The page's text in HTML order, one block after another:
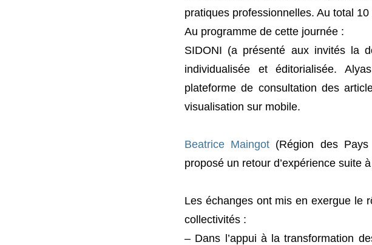
pratiques professionnelles. Au total
Au programme de cette journée :
SIDONI (a présenté aux invités la
individualisée et éditorialisée.
plateforme de consultation des
visualisation sur mobile.
Beatrice Maingot (Région des
proposé un retour d’expérience
Les échanges ont mis en exergue le
collectivités :
– Dans l’appui à la transformation